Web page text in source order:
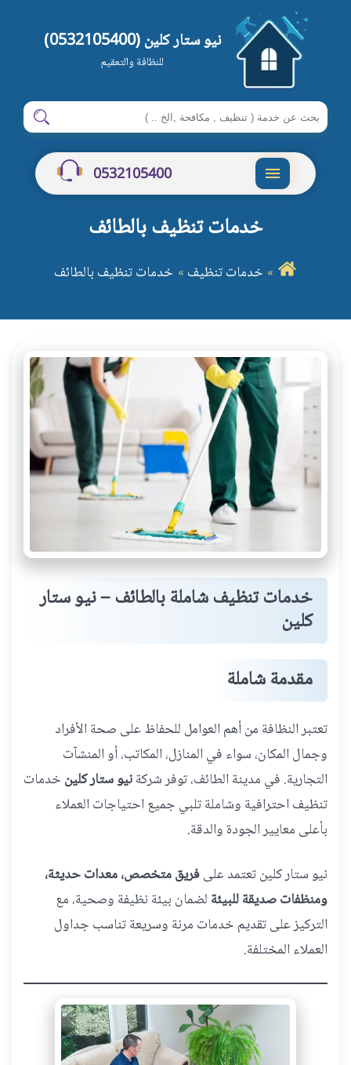
نيو ستار كلين (0532105400)
للنظافة والتعقيم
ابحث
في
شركةنيو
ستار
ابحث
0532105400
خدمات تنظيف بالطائف
خدمات تنظيف خدمات تنظيف بالطائف
خدمات تنظيف شاملة بالطائف – نيو ستار
كلين
مقدمة شاملة
تعتبر النظافة من أهم العوامل للحفاظ على صحة الأفراد
وجمال المكان، سواء في المنازل، المكاتب، أو المنشآت
التجارية. في مدينة الطائف، توفر شركةنيو ستار كلين خدمات
تنظيف احترافية وشاملة تلبي جميع احتياجات العملاء
بأعلى معايير الجودة والدقة.
نيو ستار كلين تعتمد علىفريق متخصص، معدات حديثة،
ومنظفات صديقة للبيئة لضمان بيئة نظيفة وصحية، مع
التركيز على تقديم خدمات مرنة وسريعة تناسب جداول
العملاء المختلفة.